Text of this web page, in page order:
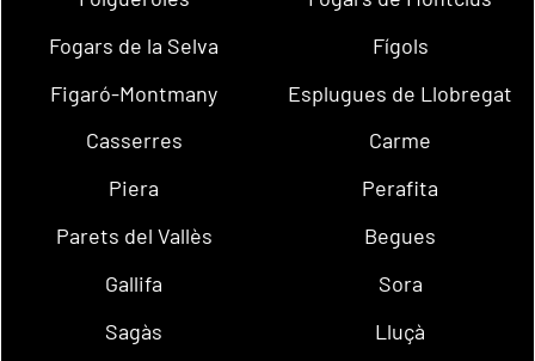
Fogars de la Selva
Fígols
Figaró-Montmany
Esplugues de Llobregat
Casserres
Carme
Piera
Perafita
Parets del Vallès
Begues
Gallifa
Sora
Sagàs
Lluçà